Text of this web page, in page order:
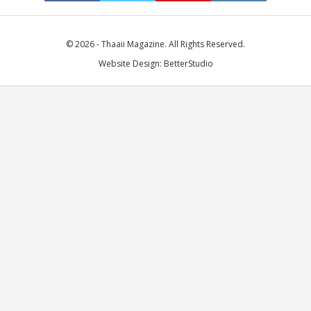
© 2026 - Thaaii Magazine. All Rights Reserved.
Website Design: BetterStudio